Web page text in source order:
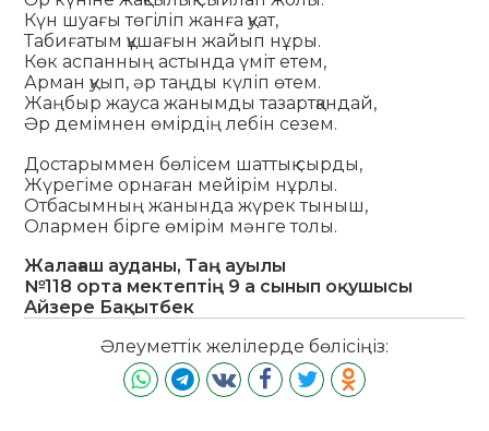
Күн шуағы төгіліп жанға қуат,
Табиғатым құшағын жайып нұры.
Көк аспанның астында үміт етем,
Арман қуып, әр таңды күліп өтем.
Жаңбыр жауса жанымды тазартқандай,
Әр демімнен өмірдің лебін сезем.
Достарыммен бөлісем шаттық сырды,
Жүрегіме орнаған мейірім нұрлы.
Отбасымның жанында жүрек тыныш,
Олармен бірге өмірім мәнге толы.
Жалағаш ауданы, Таң ауылы
№118 орта мектептің 9 а сынып оқушысы
Айзере Бақытбек
Әлеуметтік желілерде бөлісіңіз: